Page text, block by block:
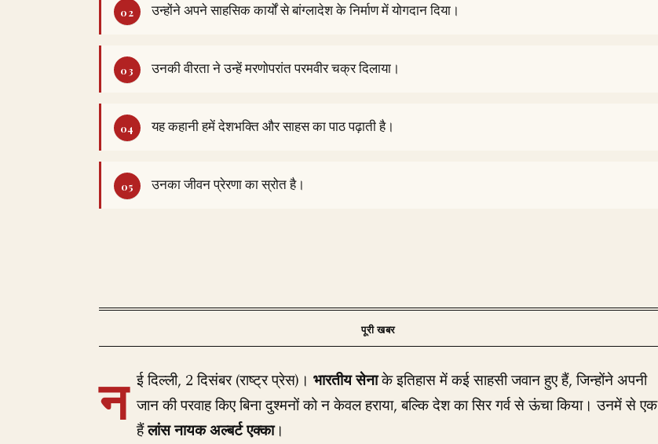
उन्होंने अपने साहसिक कार्यों से बांग्लादेश के निर्माण में योगदान दिया।
उनकी वीरता ने उन्हें मरणोपरांत परमवीर चक्र दिलाया।
यह कहानी हमें देशभक्ति और साहस का पाठ पढ़ाती है।
उनका जीवन प्रेरणा का स्रोत है।
न ई दिल्ली, 2 दिसंबर (राष्ट्र प्रेस)। भारतीय सेनाके इतिहास में कई साहसी जवान हुए हैं, जिन्होंने अपनी
जान की परवाह किए बिना दुश्मनों को न केवल हराया, बल्कि देश का सिर गर्व से ऊंचा किया। उनमें से एक
हैंलांस नायक अल्बर्ट एक्का।